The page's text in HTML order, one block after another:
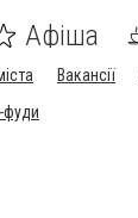
Афіша
Вакансії
фуди